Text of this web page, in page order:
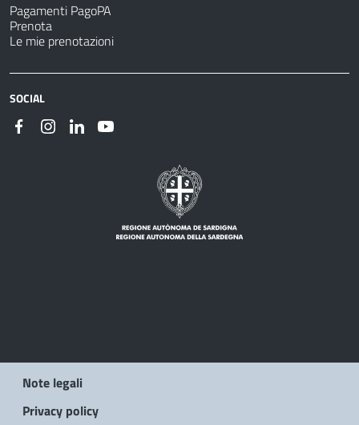
Pagamenti PagoPA
Prenota
Le mie prenotazioni
SOCIAL
Note legali
Privacy policy